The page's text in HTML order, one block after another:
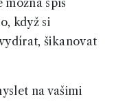
možná spíš
když si
šikanovat
na vašimi